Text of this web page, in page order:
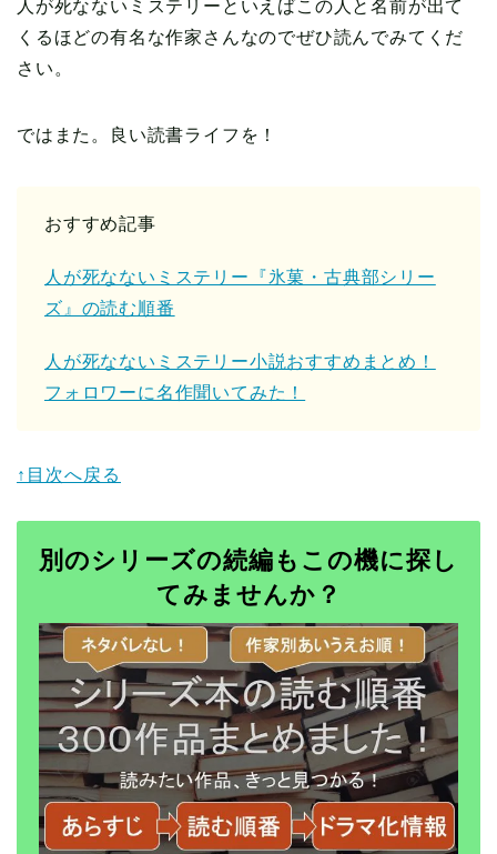
人が死なないミステリーといえばこの人と名前が出て
くるほどの有名な作家さんなのでぜひ読んでみてくだ
さい。
ではまた。良い読書ライフを！
おすすめ記事
人が死なないミステリー『氷菓・古典部シリー
ズ』の読む順番
人が死なないミステリー小説おすすめまとめ！
フォロワーに名作聞いてみた！
↑目次へ戻る
別のシリーズの続編もこの機に探し
てみませんか？